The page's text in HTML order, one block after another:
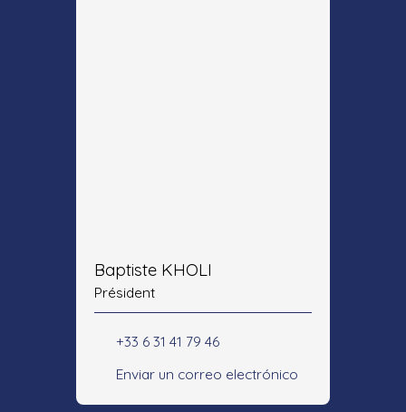
Baptiste KHOLI
Président
+33 6 31 41 79 46
Enviar un correo electrónico